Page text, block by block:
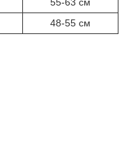
55-63 см
48-55 см